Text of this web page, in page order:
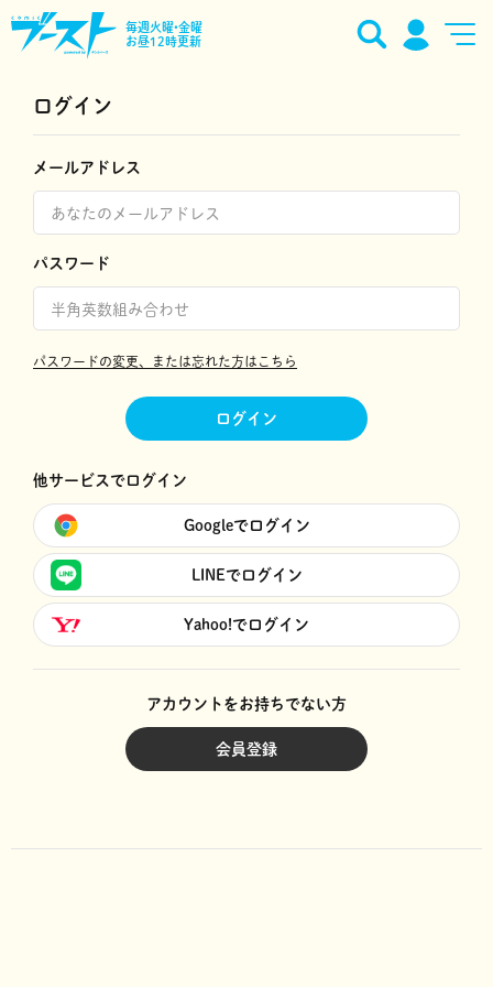
毎週火曜•金曜
お昼12時更新
ログイン
メールアドレス
パスワード
パスワードの変更、または忘れた方はこちら
ログイン
他サービスでログイン
Googleでログイン
LINEでログイン
Yahoo!でログイン
アカウントをお持ちでない方
会員登録